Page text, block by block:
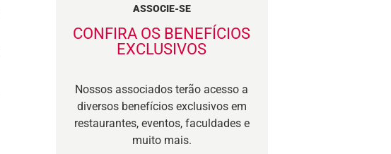
ASSOCIE-SE
CONFIRA OS BENEFÍCIOS
EXCLUSIVOS
Nossos associados terão acesso a
diversos benefícios exclusivos em
restaurantes, eventos, faculdades e
muito mais.